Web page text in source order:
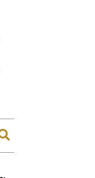
Expand
search